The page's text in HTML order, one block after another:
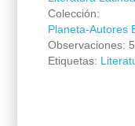
Colección:
Planeta-Autores
Observaciones:
Etiquetas: